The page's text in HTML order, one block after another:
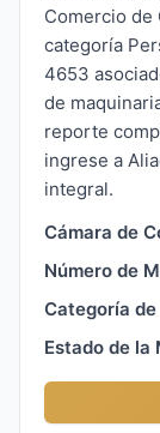
Comercio de
categoría
4653
de
reporte
ingrese a
integral.
Cámara de
Número de
Categoría
Estado de la